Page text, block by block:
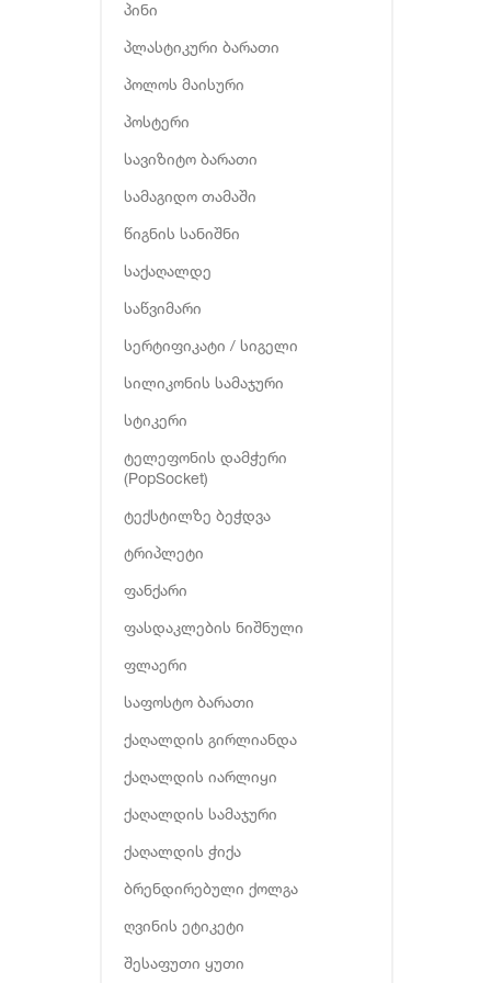
პინი
პლასტიკური ბარათი
პოლოს მაისური
პოსტერი
სავიზიტო ბარათი
სამაგიდო თამაში
წიგნის სანიშნი
საქაღალდე
საწვიმარი
სერტიფიკატი / სიგელი
სილიკონის სამაჯური
სტიკერი
ტელეფონის დამჭერი
(PopSocket)
ტექსტილზე ბეჭდვა
ტრიპლეტი
ფანქარი
ფასდაკლების ნიშნული
ფლაერი
საფოსტო ბარათი
ქაღალდის გირლიანდა
ქაღალდის იარლიყი
ქაღალდის სამაჯური
ქაღალდის ჭიქა
ბრენდირებული ქოლგა
ღვინის ეტიკეტი
შესაფუთი ყუთი